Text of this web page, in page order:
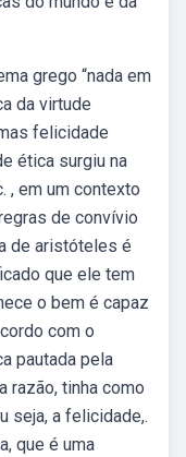
grego “nada em
da virtude
felicidade
ética surgiu na
, em um contexto
de convívio
de aristóteles é
que ele tem
o bem é capaz
com o
pautada pela
razão, tinha como
seja, a felicidade,.
que é uma